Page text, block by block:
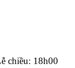
chiều: 18h00